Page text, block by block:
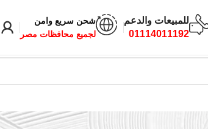
للمبيعات والدعم
01114011192
شحن سريع وامن
لجميع محافظات مصر